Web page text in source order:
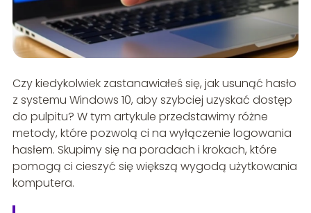
Czy kiedykolwiek zastanawiałeś się, jak usunąć hasło
z systemu Windows 10, aby szybciej uzyskać dostęp
do pulpitu? W tym artykule przedstawimy różne
metody, które pozwolą ci na wyłączenie logowania
hasłem. Skupimy się na poradach i krokach, które
pomogą ci cieszyć się większą wygodą użytkowania
komputera.